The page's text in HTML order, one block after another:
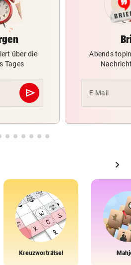
über die
Tages
send
Abschicken
Abends
E-Mail
chevron_right
Kreuzworträtsel